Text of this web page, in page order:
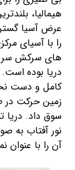
عرض آسیا
را با آسیای
دریا بوده
کامل و دست
زمین حرکت در
سوق داد. دریا
نور آفتاب به
آن را با